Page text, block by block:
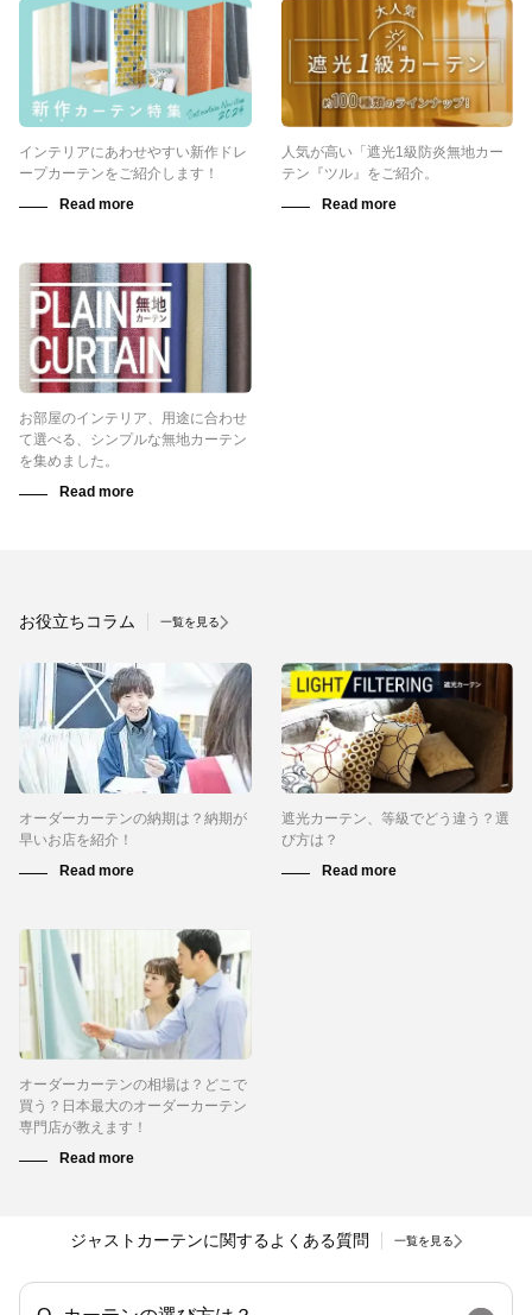
インテリアにあわせやすい新作ドレ
ープカーテンをご紹介します！
人気が高い「遮光1級防炎無地カー
テン『ツル』をご紹介。
お部屋のインテリア、用途に合わせ
て選べる、シンプルな無地カーテン
を集めました。
お役立ちコラム 一覧を見る
オーダーカーテンの納期は？納期が
早いお店を紹介！
遮光カーテン、等級でどう違う？選
び方は？
オーダーカーテンの相場は？どこで
買う？日本最大のオーダーカーテン
専門店が教えます！
ジャストカーテンに関するよくある質問 一覧を見る